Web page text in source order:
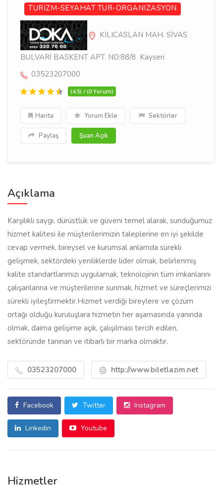
TURİZM-SEYAHAT TUR-ORGANIZASYON
KILICASLAN MAH. SİVAS
BULVARİ BASKENT APT. NO:88/8 Kayseri
03523207000
(4.5) / (0 Yorum)
Harita Yorum Ekle Sektörler
Paylaş Şuan Açık
Açıklama
Karşılıklı saygı, dürüstlük ve güveni temel alarak, sunduğumuz
hizmet kalitesi ile müşterilerimizin taleplerine en iyi şekilde
cevap vermek, bireysel ve kurumsal anlamda sürekli
gelişmek, sektördeki yeniliklerde lider olmak, belirlenmiş
kalite standartlarımızı uygulamak, teknolojinin tüm imkanlarını
çalışanlarına ve müşterilerine sunmak, hizmet ve süreçlerimizi
sürekli iyileştirmektir.Hizmet verdiği bireylere ve çözüm
ortağı olduğu kuruluşlara hizmetin her aşamasında yanında
olmak, daima gelişime açık, çalışılması tercih edilen,
sektöründe tanınan ve itibarlı bir marka olmaktır.
03523207000 http://www.biletlazim.net
Facebook Twitter Instagram
Linkedin Youtube
Hizmetler